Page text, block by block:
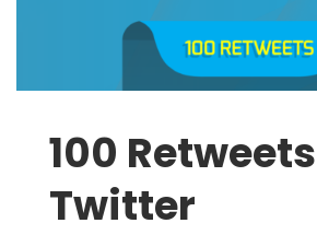
100 Retweets
Twitter